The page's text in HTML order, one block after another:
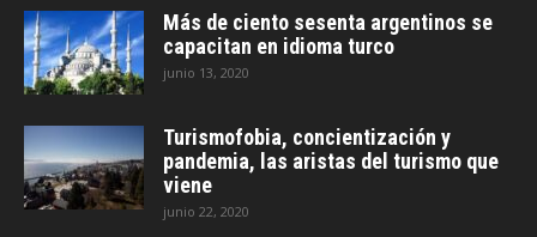
Más de ciento sesenta argentinos se
capacitan en idioma turco
junio 13, 2020
Turismofobia, concientización y
pandemia, las aristas del turismo que
viene
junio 22, 2020